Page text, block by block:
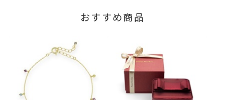
おすすめ商品